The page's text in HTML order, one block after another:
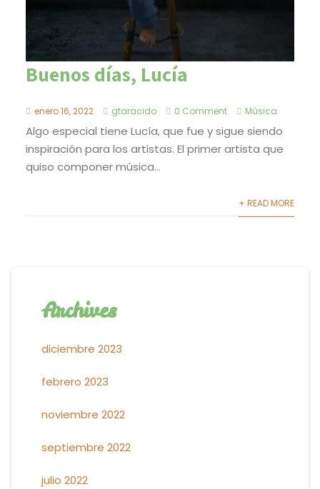
Buenos días, Lucía
enero 16, 2022 gtaracido 0 Comment Música
Algo especial tiene Lucía, que fue y sigue siendo
inspiración para los artistas. El primer artista que
quiso componer música...
+ READ MORE
Archives
diciembre 2023
febrero 2023
noviembre 2022
septiembre 2022
julio 2022